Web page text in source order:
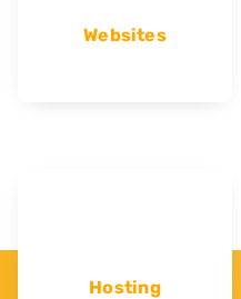
Websites
Hosting